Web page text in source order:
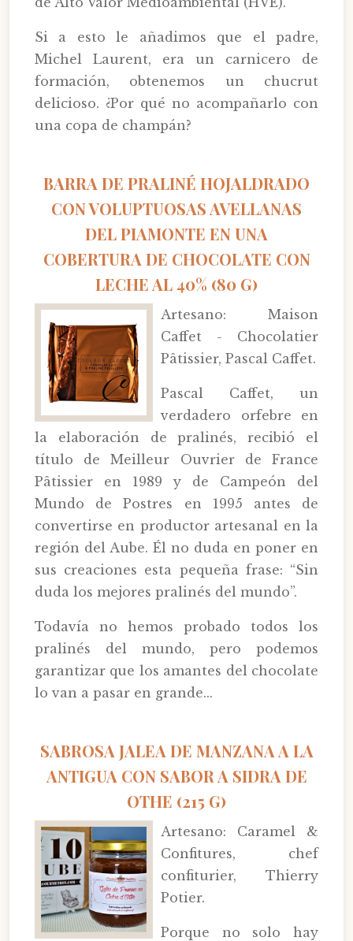
Si a esto le añadimos que el padre,
Michel Laurent, era un carnicero de
formación, obtenemos un chucrut
delicioso. ¿Por qué no acompañarlo con
una copa de champán?
BARRA DE PRALINÉ HOJALDRADO
CON VOLUPTUOSAS AVELLANAS
DEL PIAMONTE EN UNA
COBERTURA DE CHOCOLATE CON
LECHE AL 40% (80 G)
Artesano: Maison
Caffet - Chocolatier
Pâtissier, Pascal Caffet.
Pascal Caffet, un
verdadero orfebre en
la elaboración de pralinés, recibió el
título de Meilleur Ouvrier de France
Pâtissier en 1989 y de Campeón del
Mundo de Postres en 1995 antes de
convertirse en productor artesanal en la
región del Aube. Él no duda en poner en
sus creaciones esta pequeña frase: “Sin
duda los mejores pralinés del mundo”.
Todavía no hemos probado todos los
pralinés del mundo, pero podemos
garantizar que los amantes del chocolate
lo van a pasar en grande...
SABROSA JALEA DE MANZANA A LA
ANTIGUA CON SABOR A SIDRA DE
OTHE (215 G)
Artesano: Caramel &
Confitures, chef
confiturier, Thierry
Potier.
Porque no solo hay